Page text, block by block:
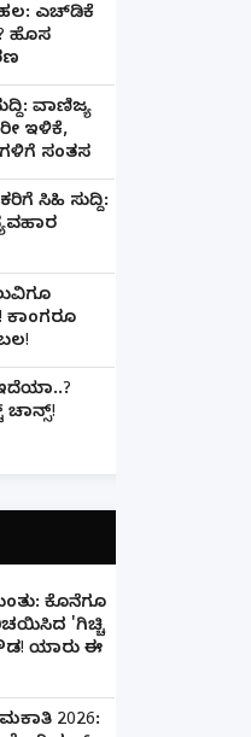
ಎಚ್‌ಡಿಕೆ
ಹೊಸ
ವಾಣಿಜ್ಯ
ಇಳಿಕೆ,
ಸಂತಸ
ಸಿಹಿ ಸುದ್ದಿ:
ಚಾನ್ಸ್‌!
ಕೊನೆಗೂ
'ಗಿಚ್ಚಿ
ಯಾರು ಈ
2026: